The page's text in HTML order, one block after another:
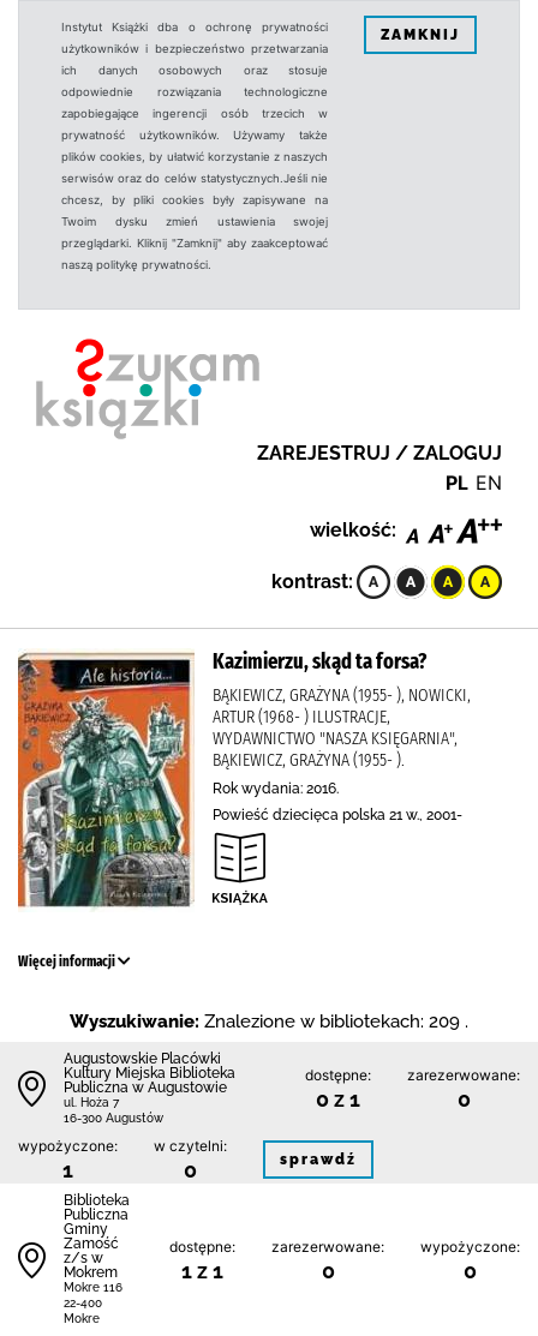
Instytut Książki dba o ochronę prywatności
użytkowników i bezpieczeństwo przetwarzania
ich danych osobowych oraz stosuje
odpowiednie rozwiązania technologiczne
zapobiegające ingerencji osób trzecich w
prywatność użytkowników. Używamy także
plików cookies, by ułatwić korzystanie z naszych
serwisów oraz do celów statystycznych.Jeśli nie
chcesz, by pliki cookies były zapisywane na
Twoim dysku zmień ustawienia swojej
przeglądarki. Kliknij "Zamknij" aby zaakceptować
naszą politykę prywatności.
ZAMKNIJ
ZAREJESTRUJ / ZALOGUJ
PL EN
wielkość:
kontrast:
Kazimierzu, skąd ta forsa?
BĄKIEWICZ, GRAŻYNA (1955- ), NOWICKI,
ARTUR (1968- ) ILUSTRACJE,
WYDAWNICTWO "NASZA KSIĘGARNIA",
BĄKIEWICZ, GRAŻYNA (1955- ).
Rok wydania: 2016.
Powieść dziecięca polska 21 w., 2001-
Więcej informacji
Wyszukiwanie: Znalezione w bibliotekach: 209 .
Augustowskie Placówki
Kultury Miejska Biblioteka
Publiczna w Augustowie
ul. Hoża 7
16-300 Augustów
dostępne:
0 z 1
zarezerwowane:
0
wypożyczone:
1
w czytelni:
0 sprawdź
Biblio­teka
Publiczna
Gminy
Zamość
z/s w
Mokrem
Mokre 116
22-400
Mokre
dostępne:
1 z 1
zarezerwowane:
0
wypożyczone:
0